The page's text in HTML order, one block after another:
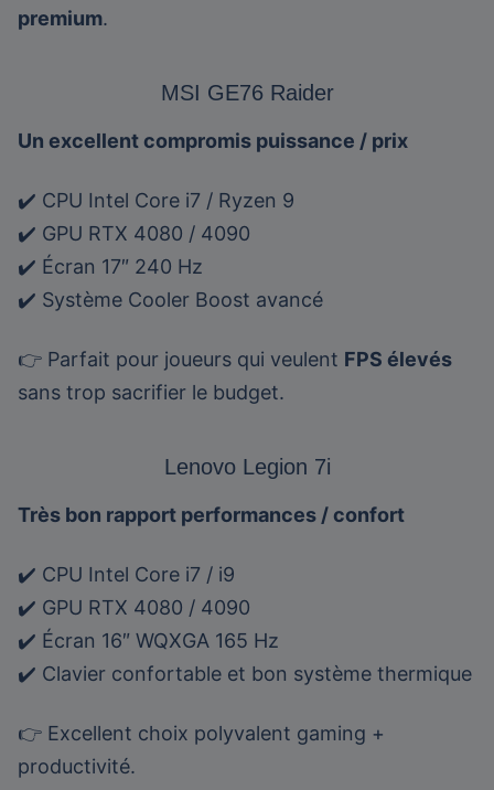
premium.
MSI GE76 Raider
Un excellent compromis puissance / prix
✔️ CPU Intel Core i7 / Ryzen 9
✔️ GPU RTX 4080 / 4090
✔️ Écran 17″ 240 Hz
✔️ Système Cooler Boost avancé
👉 Parfait pour joueurs qui veulent FPS élevés
sans trop sacrifier le budget.
Lenovo Legion 7i
Très bon rapport performances / confort
✔️ CPU Intel Core i7 / i9
✔️ GPU RTX 4080 / 4090
✔️ Écran 16″ WQXGA 165 Hz
✔️ Clavier confortable et bon système thermique
👉 Excellent choix polyvalent gaming +
productivité.